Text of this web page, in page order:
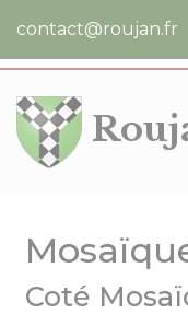
contact@roujan.fr
Coté